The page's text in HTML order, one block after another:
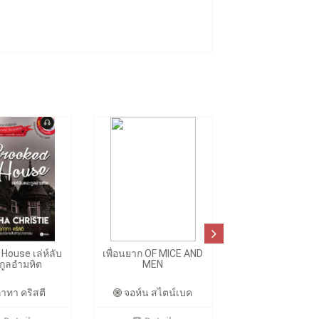
เล่ห์ลับ
ลอำมหิต
ทา คริสตี
เพื่อนยาก OF MICE AND
MEN
จอห์น สไตน์เบค